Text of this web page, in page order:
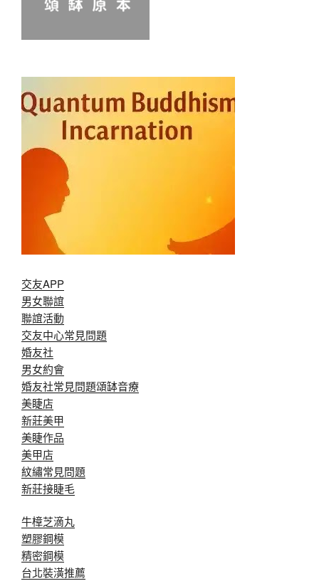
交友APP
男女聯誼
聯誼活動
交友中心常見問題
婚友社
男女約會
婚友社常見問題頌缽音療
美睫店
新莊美甲
美睫作品
美甲店
紋繡常見問題
新莊接睫毛
牛樟芝滴丸
塑膠鋼模
精密鋼模
台北裝潢推薦